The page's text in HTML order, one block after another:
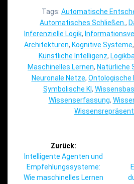
Tags: Automatische
Automatisches Schließen. ,
Inferenzielle Logik,
Architekturen, Kognitive Systeme,
Künstliche Intelligenz,
Maschinelles Lernen, Natürliche
Neuronale Netze, Ontologische
Symbolische KI,
Wissenserfassung,
Beitragsnavigation
Zurück:
Vorheriger
Beitrag:
Intelligente Agenten und
Empfehlungssysteme:
Wie maschinelles Lernen